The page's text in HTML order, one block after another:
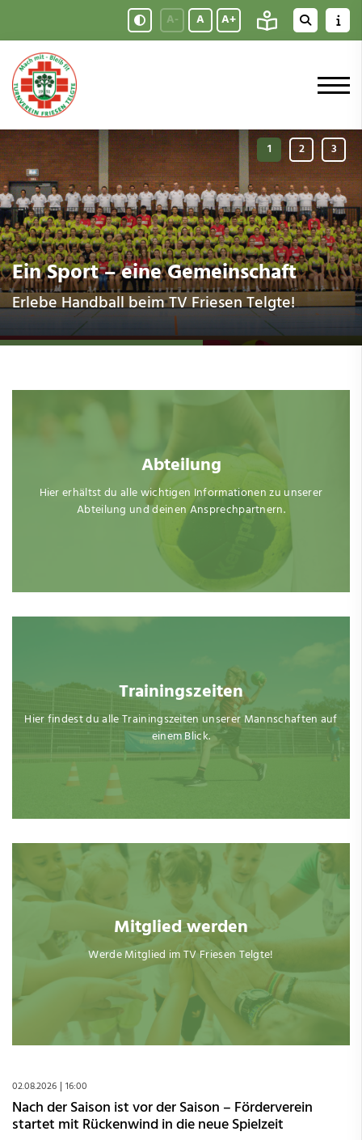
A- A A+
Ein Sport – eine Gemeinschaft
Erlebe Handball beim TV Friesen Telgte!
Abteilung
Hier erhältst du alle wichtigen Informationen zu unserer
Abteilung und deinen Ansprechpartnern.
Trainingszeiten
Hier findest du alle Trainingszeiten unserer Mannschaften auf
einem Blick.
Mitglied werden
Werde Mitglied im TV Friesen Telgte!
02.08.2026 16:00
Nach der Saison ist vor der Saison – Förderverein
startet mit Rückenwind in die neue Spielzeit